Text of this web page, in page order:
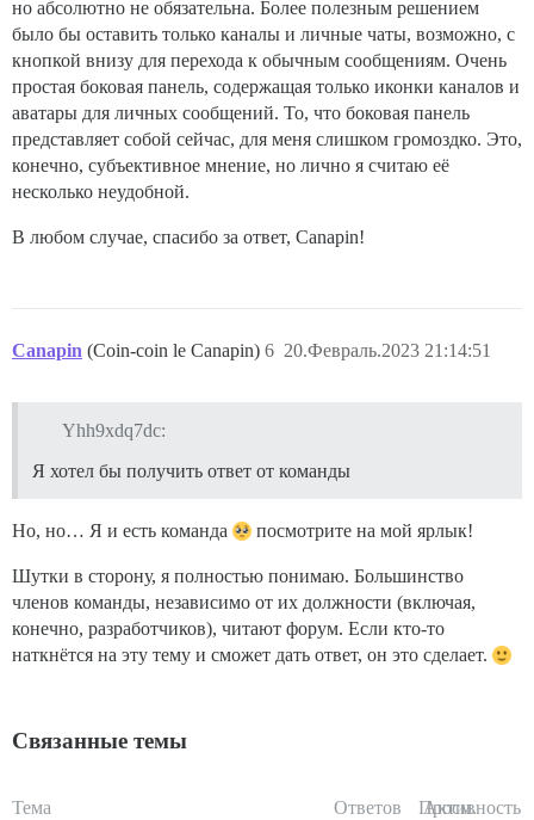
но абсолютно не обязательна. Более полезным решением
было бы оставить только каналы и личные чаты, возможно, с
кнопкой внизу для перехода к обычным сообщениям. Очень
простая боковая панель, содержащая только иконки каналов и
аватары для личных сообщений. То, что боковая панель
представляет собой сейчас, для меня слишком громоздко. Это,
конечно, субъективное мнение, но лично я считаю её
несколько неудобной.
В любом случае, спасибо за ответ, Canapin!
Canapin (Coin-coin le Canapin) 20.Февраль.2023 21:14:51
6
Yhh9xdq7dc:
Я хотел бы получить ответ от команды
Но, но… Я и есть команда посмотрите на мой ярлык!
Шутки в сторону, я полностью понимаю. Большинство
членов команды, независимо от их должности (включая,
конечно, разработчиков), читают форум. Если кто-то
наткнётся на эту тему и сможет дать ответ, он это сделает.
Связанные темы
Тема Ответов Просм.
Активность